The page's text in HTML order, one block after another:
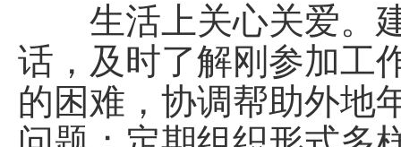
生活上关心关爱。建
话，及时了解刚参加工
的困难，协调帮助外地